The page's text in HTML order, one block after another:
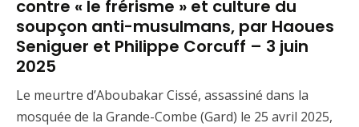
contre « le frérisme » et culture du
soupçon anti-musulmans, par Haoues
Seniguer et Philippe Corcuff – 3 juin
2025
Le meurtre d’Aboubakar Cissé, assassiné dans la
mosquée de la Grande-Combe (Gard) le 25 avril 2025,